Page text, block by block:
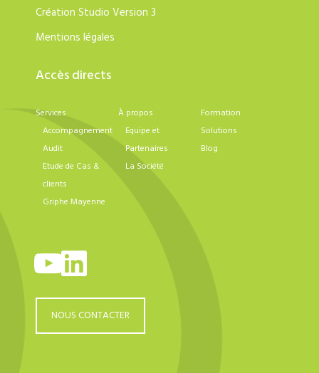
Création Studio Version 3
Mentions légales
Accès directs
Services
Accompagnement
Audit
Etude de Cas &
clients
Griphe Mayenne
À propos
Equipe et
Partenaires
La Société
Formation
Solutions
Blog
YouTube
LinkedIn
NOUS CONTACTER